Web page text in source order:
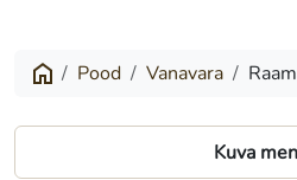
Pood Vanavara
Kuva